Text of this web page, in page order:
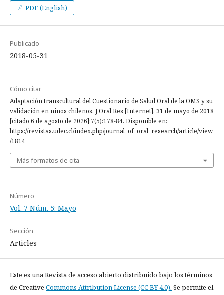
PDF (English)
Publicado
2018-05-31
Cómo citar
Adaptación transcultural del Cuestionario de Salud Oral de la OMS y su
validación en niños chilenos. J Oral Res [Internet]. 31 de mayo de 2018
[citado 6 de agosto de 2026];7(5):178-84. Disponible en:
https://revistas.udec.cl/index.php/journal_of_oral_research/article/view
/1814
Más formatos de cita
Número
Vol. 7 Núm. 5: Mayo
Sección
Articles
Este es una Revista de acceso abierto distribuido bajo los términos
de Creative Commons Attribution License (CC BY 4.0). Se permite el